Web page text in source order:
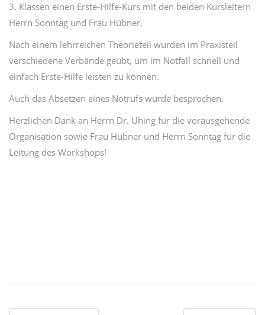
3. Klassen einen Erste-Hilfe-Kurs mit den beiden Kursleitern
Herrn Sonntag und Frau Hübner.
Nach einem lehrreichen Theorieteil wurden im Praxisteil
verschiedene Verbände geübt, um im Notfall schnell und
einfach Erste-Hilfe leisten zu können.
Auch das Absetzen eines Notrufs wurde besprochen.
Herzlichen Dank an Herrn Dr. Uhing für die vorausgehende
Organisation sowie Frau Hübner und Herrn Sonntag für die
Leitung des Workshops!